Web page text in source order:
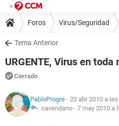
Foros Virus/Seguridad
Tema Anterior
URGENTE, Virus en
Cerrado
PabloProgre - 20 abr 2010 a
cavendano - 7 may 2010 a